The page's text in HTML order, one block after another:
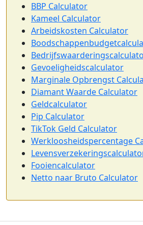
BBP Calculator
Kameel Calculator
Arbeidskosten Calculator
Gevoeligheidscalculator
Marginale Opbrengst
Diamant Waarde Calculator
Geldcalculator
Pip Calculator
TikTok Geld Calculator
Werkloosheidspercentage
Fooiencalculator
Netto naar Bruto Calculator